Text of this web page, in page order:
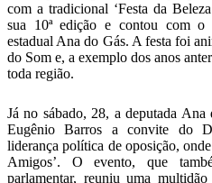
com a tradicional ‘Festa da
sua 10ª edição e contou com o
estadual Ana do Gás. A festa foi
do Som e, a exemplo dos anos
toda região.
Já no sábado, 28, a deputada
Eugênio Barros a convite do
liderança política de oposição,
Amigos’. O evento, que
parlamentar, reuniu uma